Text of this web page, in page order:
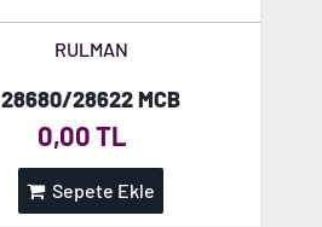
RULMAN
28680/28622 MCB
0,00 TL
Sepete Ekle